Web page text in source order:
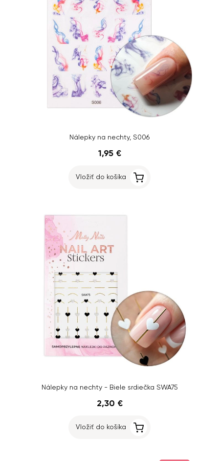
Nálepky na nechty, S006
1,95 €
Vložiť do košíka
Nálepky na nechty - Biele srdiečka SWA75
2,30 €
Vložiť do košíka